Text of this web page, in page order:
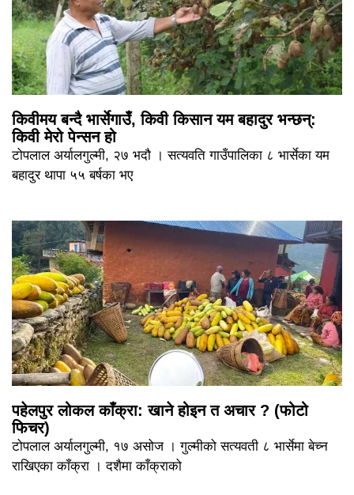
किवीमय बन्दै भार्सेगाउँ, किवी किसान यम बहादुर भन्छन्:
किवी मेरो पेन्सन हो
टोपलाल अर्यालगुल्मी, २७ भदौ । सत्यवति गाउँपालिका ८ भार्सेका यम
बहादुर थापा ५५ बर्षका भए
पहेलपुर लोकल काँक्रा: खाने होइन त अचार ? (फोटो
फिचर)
टोपलाल अर्यालगुल्मी, १७ असोज । गुल्मीको सत्यवती ८ भार्सेमा बेच्न
राखिएका काँक्रा । दशैमा काँक्राको